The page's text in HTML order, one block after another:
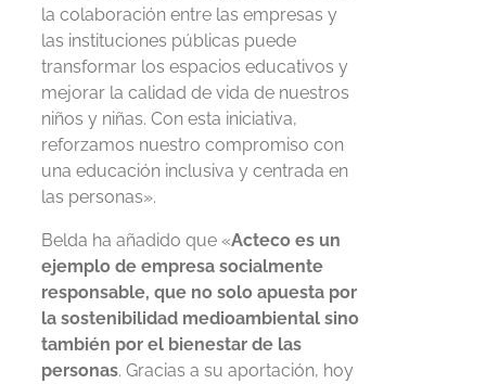
la colaboración entre las empresas y
las instituciones públicas puede
transformar los espacios educativos y
mejorar la calidad de vida de nuestros
niños y niñas. Con esta iniciativa,
reforzamos nuestro compromiso con
una educación inclusiva y centrada en
las personas».
Belda ha añadido que «Acteco es un
ejemplo de empresa socialmente
responsable, que no solo apuesta por
la sostenibilidad medioambiental sino
también por el bienestar de las
personas. Gracias a su aportación, hoy